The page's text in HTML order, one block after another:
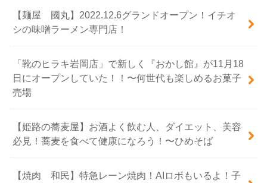
【麺屋 國丸】2022.12.6グランドオープン！イチオ
シの味噌ラーメン専門店！
「靴のヒラキ岩岡店」で新しく『おかし館』が11月18
日にオープンしていた！！〜何世代も楽しめるお菓子
売場
【姫路の蕎麦屋】お酒よく飲む人、ダイエット、美容
必見！蕎麦を食べて健康になろう！〜ひめそば
【焼肉 和民】特急レーン焼肉！AIロボもいるよ！子